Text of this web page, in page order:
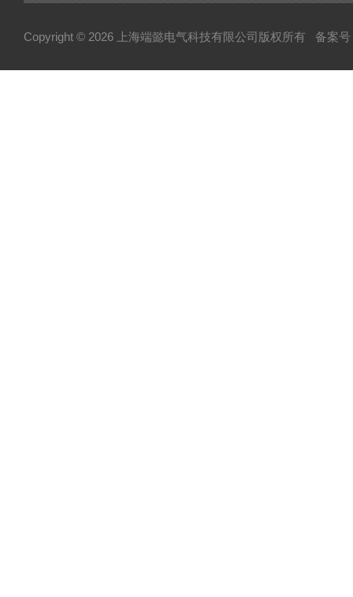
Copyright © 2026 上海端懿电气科技有限公司版权所有 备案号